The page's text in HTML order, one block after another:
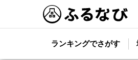
ランキングでさがす